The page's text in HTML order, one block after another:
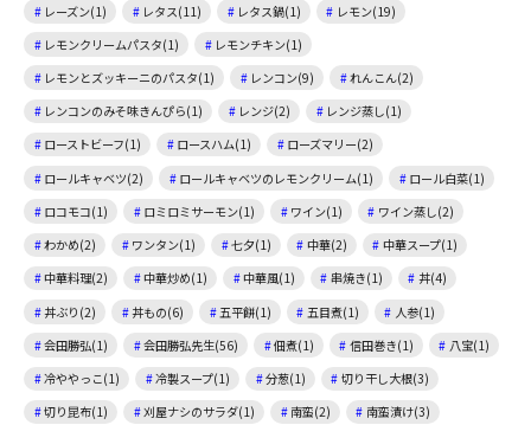
レーズン(1)
レタス(11) レタス鍋(1)
レモン(19)
レモンクリームパスタ(1)
レモンチキン(1)
レモンとズッキーニのパスタ(1)
レンコン(9)
れんこん(2)
レンコンのみそ味きんぴら(1)
レンジ(2)
レンジ蒸し(1)
ローストビーフ(1)
ロースハム(1)
ローズマリー(2)
ロールキャベツ(2)
ロールキャベツのレモンクリーム(1)
ロール白菜(1)
ロコモコ(1)
ロミロミサーモン(1) ワイン(1)
ワイン蒸し(2)
わかめ(2)
ワンタン(1) 七夕(1) 中華(2)
中華スープ(1)
中華料理(2)
中華炒め(1) 中華風(1) 串焼き(1)
丼(4)
丼ぶり(2)
丼もの(6) 五平餅(1) 五目煮(1)
人参(1)
会田勝弘(1)
会田勝弘先生(56) 佃煮(1) 信田巻き(1)
八宝(1)
冷ややっこ(1)
冷製スープ(1) 分葱(1)
切り干し大根(3)
切り昆布(1)
刈屋ナシのサラダ(1) 南蛮(2)
南蛮漬け(3)